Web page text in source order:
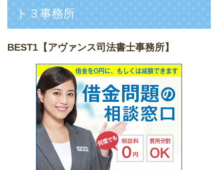
ト３事務所
BEST1 【アヴァンス司法書士事務所】